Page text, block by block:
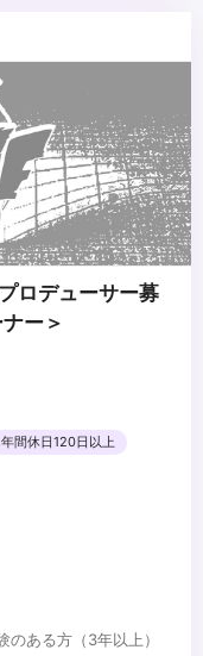
ロデューサー募
ー＞
年間休日120日以上
のある方（3年以上）